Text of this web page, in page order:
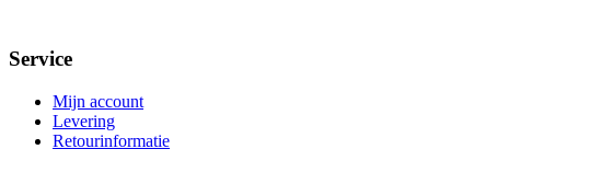
Service
Mijn account
Levering
Retourinformatie